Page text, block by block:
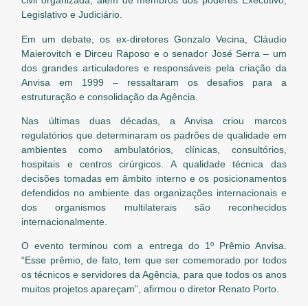
Legislativo e Judiciário.
Em um debate, os ex-diretores Gonzalo Vecina, Cláudio
Maierovitch e Dirceu Raposo e o senador José Serra – um
dos grandes articuladores e responsáveis pela criação da
Anvisa em 1999 – ressaltaram os desafios para a
estruturação e consolidação da Agência.
Nas últimas duas décadas, a Anvisa criou marcos
regulatórios que determinaram os padrões de qualidade em
ambientes como ambulatórios, clínicas, consultórios,
hospitais e centros cirúrgicos. A qualidade técnica das
decisões tomadas em âmbito interno e os posicionamentos
defendidos no ambiente das organizações internacionais e
dos organismos multilaterais são reconhecidos
internacionalmente.
O evento terminou com a entrega do 1º Prêmio Anvisa.
“Esse prêmio, de fato, tem que ser comemorado por todos
os técnicos e servidores da Agência, para que todos os anos
muitos projetos apareçam”, afirmou o diretor Renato Porto.